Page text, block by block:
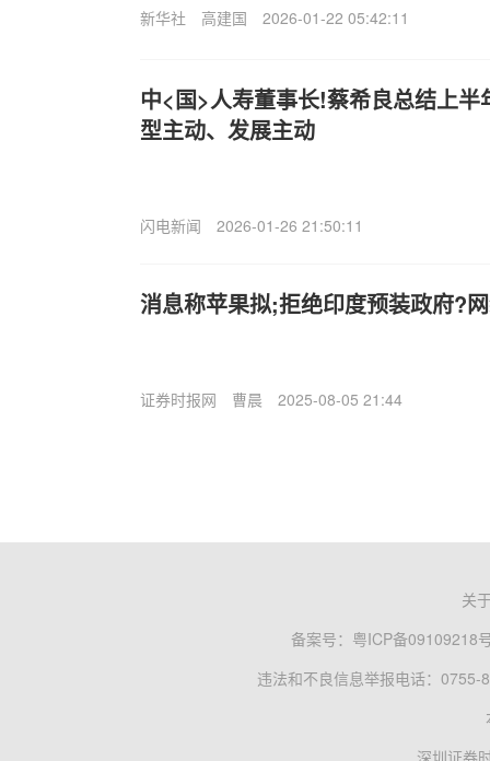
新华社 高建国 2026-01-22 05:42:11
中<国>人寿董事长!蔡希良总结上
型主动、发展主动
闪电新闻 2026-01-26 21:50:11
消息称苹果拟;拒绝印度预装政府?
证券时报网 曹晨 2025-08-05 21:44
关
备案号： 粤ICP备09109218
违法和不良信息举报电话：0755-
深圳证券